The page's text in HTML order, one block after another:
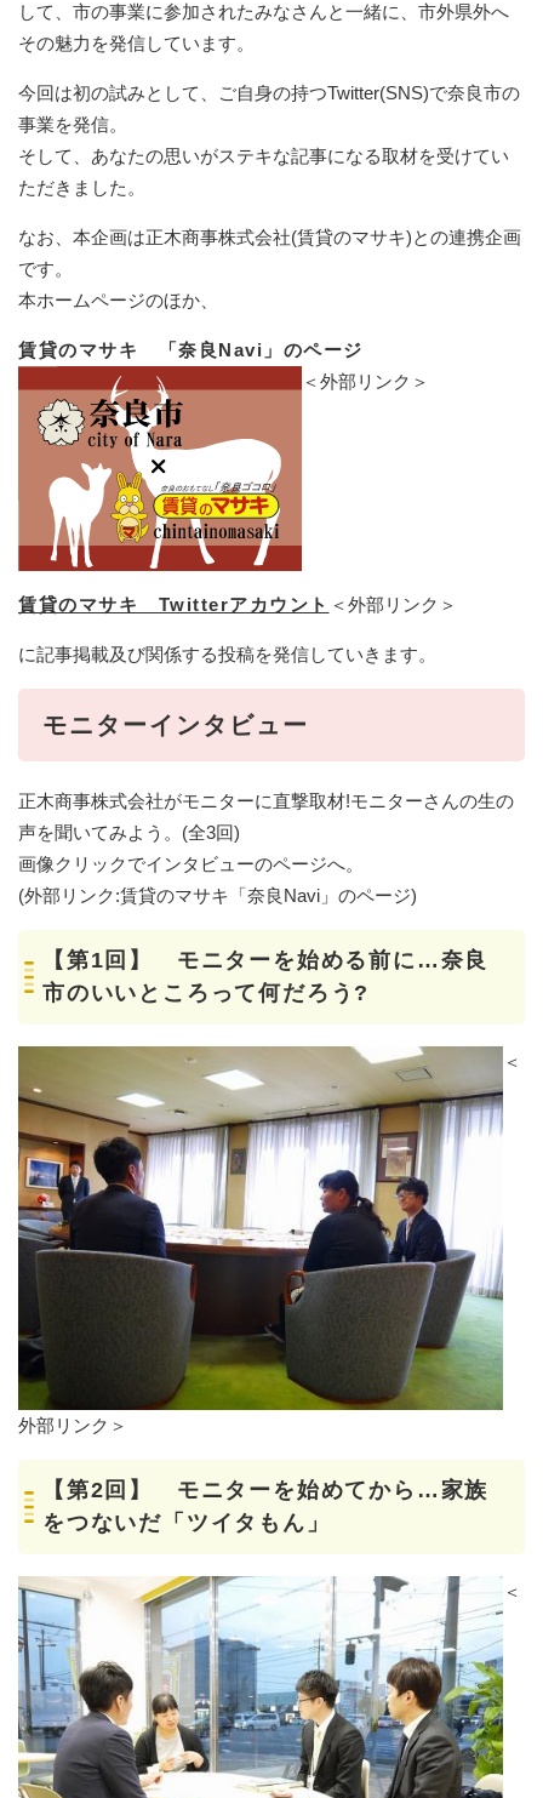
して、市の事業に参加されたみなさんと一緒に、市外県外へ
その魅力を発信しています。
今回は初の試みとして、ご自身の持つTwitter(SNS)で奈良市の
事業を発信。
そして、あなたの思いがステキな記事になる取材を受けてい
ただきました。
なお、本企画は正木商事株式会社(賃貸のマサキ)との連携企画
です。
本ホームページのほか、
賃貸のマサキ
「奈良Navi」のページ
＜外部リンク＞
賃貸のマサキ Twitterアカウント ＜外部リンク＞
に記事掲載及び関係する投稿を発信していきます。
モニターインタビュー
正木商事株式会社がモニターに直撃取材!モニターさんの生の
声を聞いてみよう。(全3回)
画像クリックでインタビューのページへ。
(外部リンク:賃貸のマサキ「奈良Navi」のページ)
【第1回】 モニターを始める前に…奈良
市のいいところって何だろう?
＜
外部リンク＞
【第2回】 モニターを始めてから…家族
をつないだ「ツイタもん」
＜